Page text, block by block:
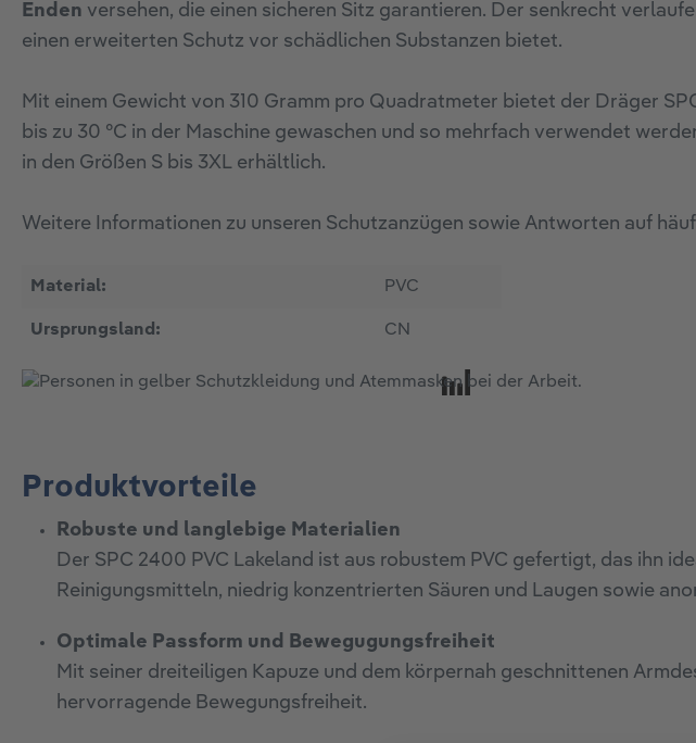
Enden versehen, die einen sicheren Sitz garantieren. Der senkrecht
einen erweiterten Schutz vor schädlichen Substanzen bietet.
Mit einem Gewicht von 310 Gramm pro Quadratmeter bietet der Dräger
bis zu 30 °C in der Maschine gewaschen und so mehrfach verwendet
in den Größen S bis 3XL erhältlich.
Weitere Informationen zu unseren Schutzanzügen sowie Antworten auf
Material: PVC
Ursprungsland: CN
Produktvorteile
Robuste und langlebige Materialien
Der SPC 2400 PVC Lakeland ist aus robustem PVC gefertigt, das ihn
Reinigungsmitteln, niedrig konzentrierten Säuren und Laugen sowie
Optimale Passform und Bewegugungsfreiheit
Mit seiner dreiteiligen Kapuze und dem körpernah geschnittenen
hervorragende Bewegungsfreiheit.